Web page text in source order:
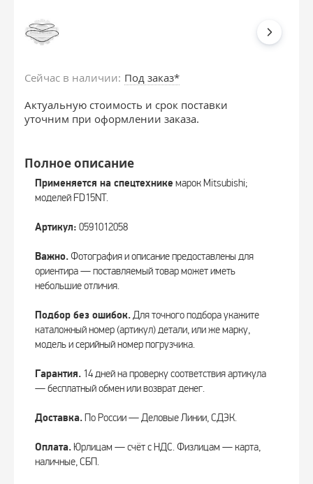
Сейчас в наличии: Под заказ*
Актуальную стоимость и срок поставки
уточним при оформлении заказа.
Полное описание
Применяется на спецтехнике марок Mitsubishi;
моделей FD15NT.
Артикул: 0591012058
Важно.Фотография и описание предоставлены для
ориентира — поставляемый товар может иметь
небольшие отличия.
Подбор без ошибок.Для точного подбора укажите
каталожный номер (артикул) детали, или же марку,
модель и серийный номер погрузчика.
Гарантия. 14 дней на проверку соответствия артикула
— бесплатный обмен или возврат денег.
Доставка.По России — Деловые Линии, СДЭК.
Оплата. Юрлицам — счёт с НДС. Физлицам — карта,
наличные, СБП.